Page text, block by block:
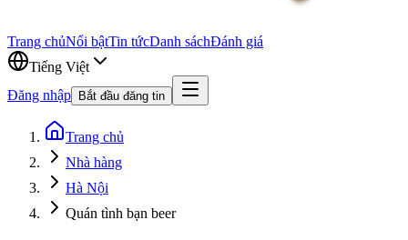
Trang chủNổi bậtTin tứcDanh sáchĐánh giá
Tiếng Việt
Đăng nhập
Bắt đầu đăng tin
Trang chủ
Nhà hàng
Hà Nội
Quán tình bạn beer